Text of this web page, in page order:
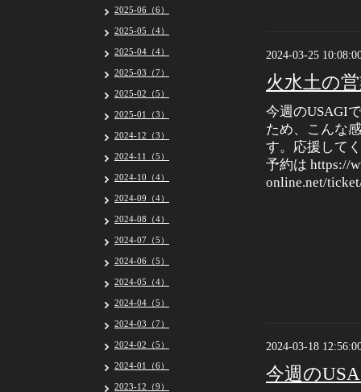
2024-03-25
火水土の
今週のUSAGI
ため、こんな
す。応援して
予約は https://
online.net/
2024-03-18
今週の
2025-06（6）
2025-05（4）
2025-04（4）
2025-03（7）
2025-02（5）
2025-01（3）
2024-12（3）
2024-11（5）
2024-10（4）
2024-09（4）
2024-08（4）
2024-07（5）
2024-06（5）
2024-05（4）
2024-04（5）
2024-03（7）
2024-02（5）
2024-01（6）
2023-12（9）